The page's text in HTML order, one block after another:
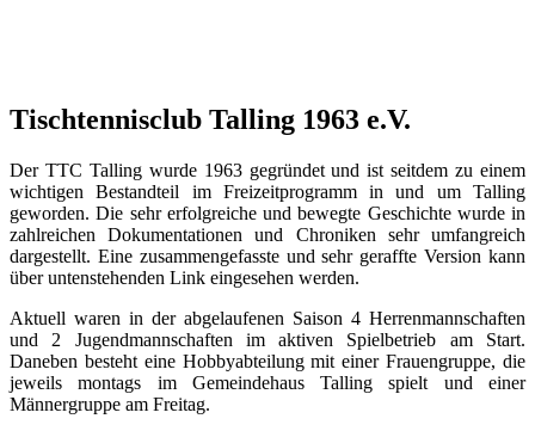
Tischtennisclub Talling 1963 e.V.
Der TTC Talling wurde 1963 gegründet und ist seitdem zu einem
wichtigen Bestandteil im Freizeitprogramm in und um Talling
geworden. Die sehr erfolgreiche und bewegte Geschichte wurde in
zahlreichen Dokumentationen und Chroniken sehr umfangreich
dargestellt. Eine zusammengefasste und sehr geraffte Version kann
über untenstehenden Link eingesehen werden.
Aktuell waren in der abgelaufenen Saison 4 Herrenmannschaften
und 2 Jugendmannschaften im aktiven Spielbetrieb am Start.
Daneben besteht eine Hobbyabteilung mit einer Frauengruppe, die
jeweils montags im Gemeindehaus Talling spielt und einer
Männergruppe am Freitag.